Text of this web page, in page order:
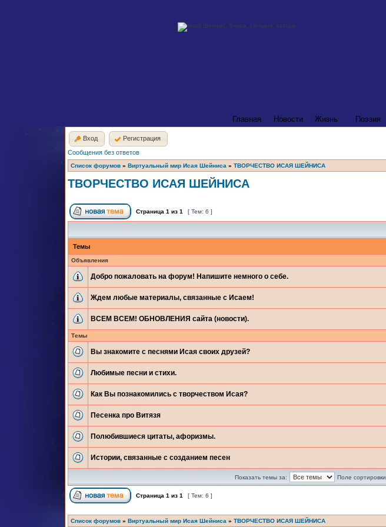
Главная Новости Жизнь Поэзия
Вход Регистрация
Сообщения без ответов
Список форумов » Виртуальный мир Исая Шейниса » ТВОРЧЕСТВО ИСАЯ ШЕЙНИСА
ТВОРЧЕСТВО ИСАЯ ШЕЙНИСА
Страница 1 из 1 [ Тем: 6 ]
Темы
Объявления
Добро пожаловать на форум! Напишите немного о себе.
Ждем любые материалы, связанные с Исаем!
ВСЕМ ВСЕМ! ОБНОВЛЕНИЯ сайта (новости).
Темы
Вы знакомите с песнями Исая своих друзей?
Любимые песни и стихи.
Как Вы познакомились с творчеством Исая?
Песенка про Витязя
Полюбившиеся цитаты, афоризмы.
Истории, связанные с созданием песен
Показать темы за: Поле сортировки
Страница 1 из 1 [ Тем: 6 ]
Список форумов » Виртуальный мир Исая Шейниса » ТВОРЧЕСТВО ИСАЯ ШЕЙНИСА